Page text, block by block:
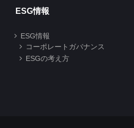
ESG情報
ESG情報
コーポレートガバナンス
ESGの考え方